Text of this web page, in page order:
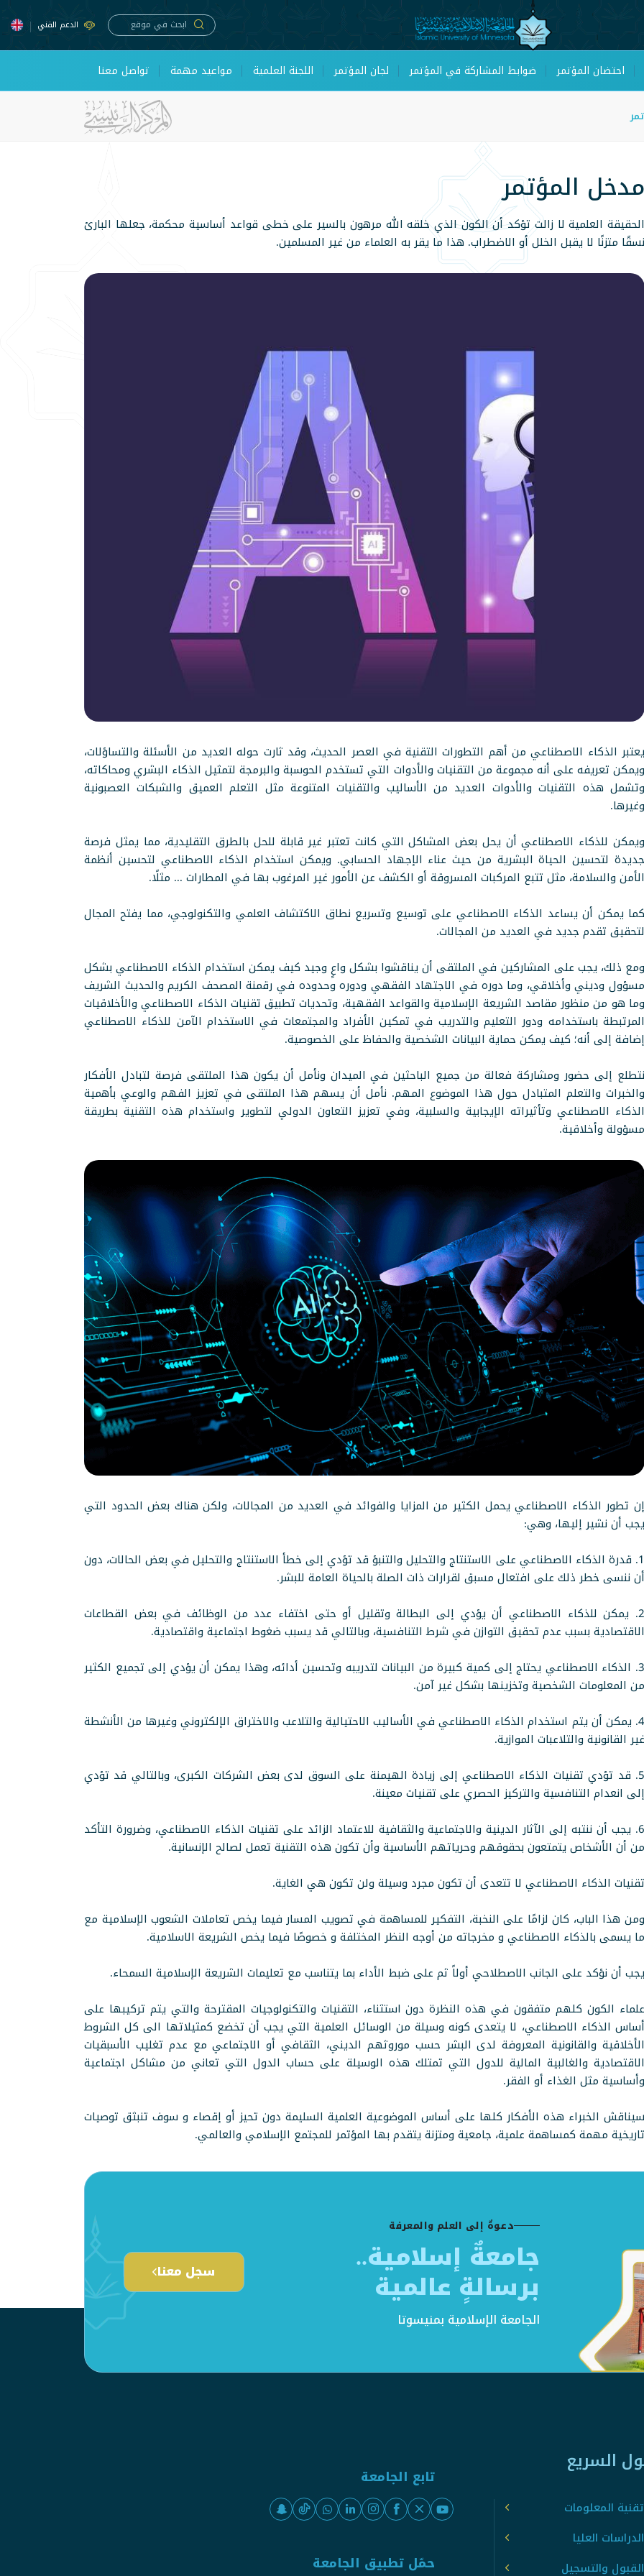
الدعم الفني
احتضان المؤتمر ضوابط المشاركة في المؤتمر لجان المؤتمر اللجنة العلمية مواعيد مهمة تواصل معنا
مدخل المؤتمر
الحقيقة العلمية لا زالت تؤكد أن الكون الذي خلقه الله مرهون بالسير على خطى قواعد أساسية محكمة، جعلها البارئ
نسقًا متزنًا لا يقبل الخلل أو الاضطراب. هذا ما يقر به العلماء من غير المسلمين.
يعتبر الذكاء الاصطناعي من أهم التطورات التقنية في العصر الحديث، وقد ثارت حوله العديد من الأسئلة والتساؤلات،
ويمكن تعريفه على أنه مجموعة من التقنيات والأدوات التي تستخدم الحوسبة والبرمجة لتمثيل الذكاء البشري ومحاكاته،
وتشمل هذه التقنيات والأدوات العديد من الأساليب والتقنيات المتنوعة مثل التعلم العميق والشبكات العصبونية
وغيرها.
ويمكن للذكاء الاصطناعي أن يحل بعض المشاكل التي كانت تعتبر غير قابلة للحل بالطرق التقليدية، مما يمثل فرصة
جديدة لتحسين الحياة البشرية من حيث عناء الإجهاد الحسابي. ويمكن استخدام الذكاء الاصطناعي لتحسين أنظمة
الأمن والسلامة، مثل تتبع المركبات المسروقة أو الكشف عن الأمور غير المرغوب بها في المطارات ... مثلًا.
كما يمكن أن يساعد الذكاء الاصطناعي على توسيع وتسريع نطاق الاكتشاف العلمي والتكنولوجي، مما يفتح المجال
لتحقيق تقدم جديد في العديد من المجالات.
ومع ذلك، يجب على المشاركين في الملتقى أن يناقشوا بشكل واعٍ وجيد كيف يمكن استخدام الذكاء الاصطناعي بشكل
مسؤول وديني وأخلاقي، وما دوره في الاجتهاد الفقهي ودوره وحدوده في رقمنة المصحف الكريم والحديث الشريف
وما هو من منظور مقاصد الشريعة الإسلامية والقواعد الفقهية، وتحديات تطبيق تقنيات الذكاء الاصطناعي والأخلاقيات
المرتبطة باستخدامه ودور التعليم والتدريب في تمكين الأفراد والمجتمعات في الاستخدام الآمن للذكاء الاصطناعي
إضافة إلى أنه؛ كيف يمكن حماية البيانات الشخصية والحفاظ على الخصوصية.
نتطلع إلى حضور ومشاركة فعالة من جميع الباحثين في الميدان ونأمل أن يكون هذا الملتقى فرصة لتبادل الأفكار
والخبرات والتعلم المتبادل حول هذا الموضوع المهم. نأمل أن يسهم هذا الملتقى في تعزيز الفهم والوعي بأهمية
الذكاء الاصطناعي وتأثيراته الإيجابية والسلبية، وفي تعزيز التعاون الدولي لتطوير واستخدام هذه التقنية بطريقة
مسؤولة وأخلاقية.
إن تطور الذكاء الاصطناعي يحمل الكثير من المزايا والفوائد في العديد من المجالات، ولكن هناك بعض الحدود التي
يجب أن نشير إليها، وهي:
1. قدرة الذكاء الاصطناعي على الاستنتاج والتحليل والتنبؤ قد تؤدي إلى خطأ الاستنتاج والتحليل في بعض الحالات، دون
أن ننسى خطر ذلك على افتعال مسبق لقرارات ذات الصلة بالحياة العامة للبشر.
2. يمكن للذكاء الاصطناعي أن يؤدي إلى البطالة وتقليل أو حتى اختفاء عدد من الوظائف في بعض القطاعات
الاقتصادية بسبب عدم تحقيق التوازن في شرط التنافسية، وبالتالي قد يسبب ضغوط اجتماعية واقتصادية.
3. الذكاء الاصطناعي يحتاج إلى كمية كبيرة من البيانات لتدريبه وتحسين أدائه، وهذا يمكن أن يؤدي إلى تجميع الكثير
من المعلومات الشخصية وتخزينها بشكل غير آمن.
4. يمكن أن يتم استخدام الذكاء الاصطناعي في الأساليب الاحتيالية والتلاعب والاختراق الإلكتروني وغيرها من الأنشطة
غير القانونية والتلاعبات الموازية.
5. قد تؤدي تقنيات الذكاء الاصطناعي إلى زيادة الهيمنة على السوق لدى بعض الشركات الكبرى، وبالتالي قد تؤدي
إلى انعدام التنافسية والتركيز الحصري على تقنيات معينة.
6. يجب أن ننتبه إلى الآثار الدينية والاجتماعية والثقافية للاعتماد الزائد على تقنيات الذكاء الاصطناعي، وضرورة التأكد
من أن الأشخاص يتمتعون بحقوقهم وحرياتهم الأساسية وأن تكون هذه التقنية تعمل لصالح الإنسانية.
تقنيات الذكاء الاصطناعي لا تتعدى أن تكون مجرد وسيلة ولن تكون هي الغاية.
ومن هذا الباب، كان لزامًا على النخبة، التفكير للمساهمة في تصويب المسار فيما يخص تعاملات الشعوب الإسلامية مع
ما يسمى بالذكاء الاصطناعي و مخرجاته من أوجه النظر المختلفة و خصوصًا فيما يخص الشريعة الاسلامية.
يجب أن نؤكد على الجانب الاصطلاحي أولاً ثم على ضبط الأداء بما يتناسب مع تعليمات الشريعة الإسلامية السمحاء.
علماء الكون كلهم متفقون في هذه النظرة دون استثناء، التقنيات والتكنولوجيات المقترحة والتي يتم تركيبها على
أساس الذكاء الاصطناعي، لا يتعدى كونه وسيلة من الوسائل العلمية التي يجب أن تخضع كمثيلاتها الى كل الشروط
الأخلاقية والقانونية المعروفة لدى البشر حسب موروثهم الديني، الثقافي أو الاجتماعي مع عدم تغليب الأسبقيات
الاقتصادية والغالبية المالية للدول التي تمتلك هذه الوسيلة على حساب الدول التي تعاني من مشاكل اجتماعية
وأساسية مثل الغذاء أو الفقر.
سيناقش الخبراء هذه الأفكار كلها على أساس الموضوعية العلمية السليمة دون تحيز أو إقصاء و سوف تنبثق توصيات
تاريخية مهمة كمساهمة علمية، جامعية ومتزنة يتقدم بها المؤتمر للمجتمع الإسلامي والعالمي.
دعوةٌ إلى العلم والمعرفة
جامعةٌ إسلامية..
برسالةٍ عالمية
الجامعة الإسلامية بمنيسوتا
سجل معنا
السريع
المعلومات
العليا
والتسجيل
تابع الجامعة
حمّل تطبيق الجامعة